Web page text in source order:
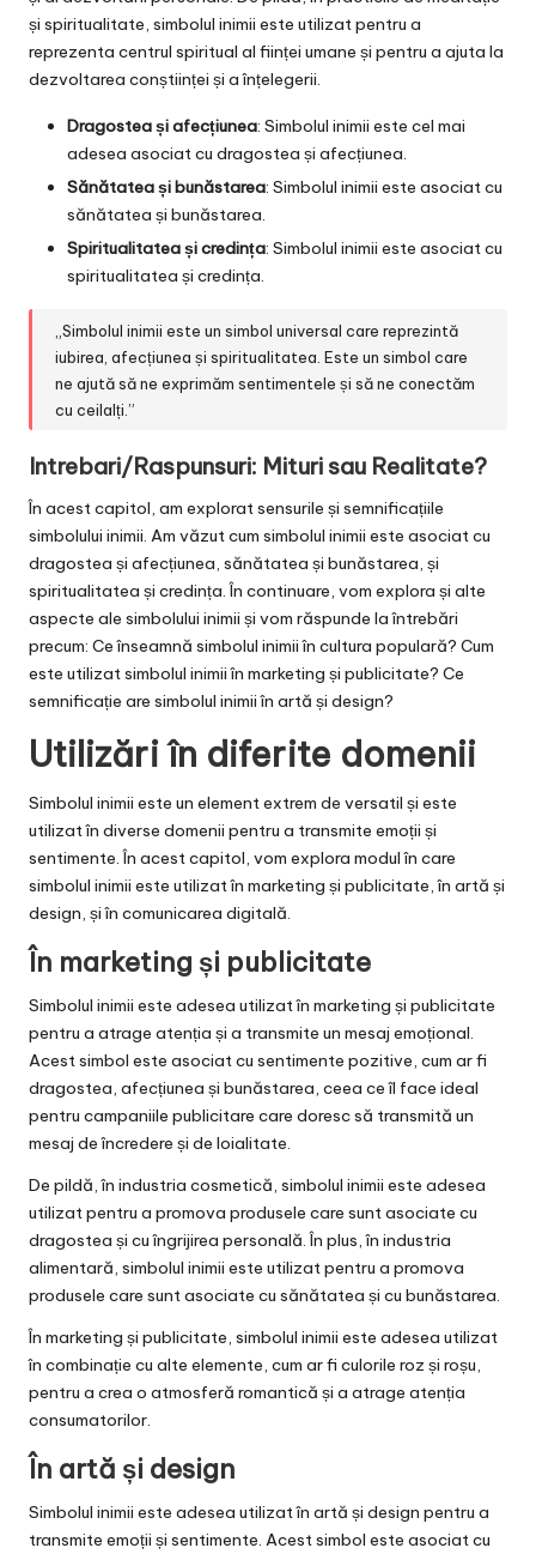
și spiritualitate, simbolul inimii este utilizat pentru a
reprezenta centrul spiritual al ființei umane și pentru a ajuta la
dezvoltarea conștiinței și a înțelegerii.
Dragostea și afecțiunea: Simbolul inimii este cel mai
adesea asociat cu dragostea și afecțiunea.
Sănătatea și bunăstarea: Simbolul inimii este asociat cu
sănătatea și bunăstarea.
Spiritualitatea și credința: Simbolul inimii este asociat cu
spiritualitatea și credința.
„Simbolul inimii este un simbol universal care reprezintă
iubirea, afecțiunea și spiritualitatea. Este un simbol care
ne ajută să ne exprimăm sentimentele și să ne conectăm
cu ceilalți.”
Intrebari/Raspunsuri: Mituri sau Realitate?
În acest capitol, am explorat sensurile și semnificațiile
simbolului inimii. Am văzut cum simbolul inimii este asociat cu
dragostea și afecțiunea, sănătatea și bunăstarea, și
spiritualitatea și credința. În continuare, vom explora și alte
aspecte ale simbolului inimii și vom răspunde la întrebări
precum: Ce înseamnă simbolul inimii în cultura populară? Cum
este utilizat simbolul inimii în marketing și publicitate? Ce
semnificație are simbolul inimii în artă și design?
Utilizări în diferite domenii
Simbolul inimii este un element extrem de versatil și este
utilizat în diverse domenii pentru a transmite emoții și
sentimente. În acest capitol, vom explora modul în care
simbolul inimii este utilizat în marketing și publicitate, în artă și
design, și în comunicarea digitală.
În marketing și publicitate
Simbolul inimii este adesea utilizat în marketing și publicitate
pentru a atrage atenția și a transmite un mesaj emoțional.
Acest simbol este asociat cu sentimente pozitive, cum ar fi
dragostea, afecțiunea și bunăstarea, ceea ce îl face ideal
pentru campaniile publicitare care doresc să transmită un
mesaj de încredere și de loialitate.
De pildă, în industria cosmetică, simbolul inimii este adesea
utilizat pentru a promova produsele care sunt asociate cu
dragostea și cu îngrijirea personală. În plus, în industria
alimentară, simbolul inimii este utilizat pentru a promova
produsele care sunt asociate cu sănătatea și cu bunăstarea.
În marketing și publicitate, simbolul inimii este adesea utilizat
în combinație cu alte elemente, cum ar fi culorile roz și roșu,
pentru a crea o atmosferă romantică și a atrage atenția
consumatorilor.
În artă și design
Simbolul inimii este adesea utilizat în artă și design pentru a
transmite emoții și sentimente. Acest simbol este asociat cu